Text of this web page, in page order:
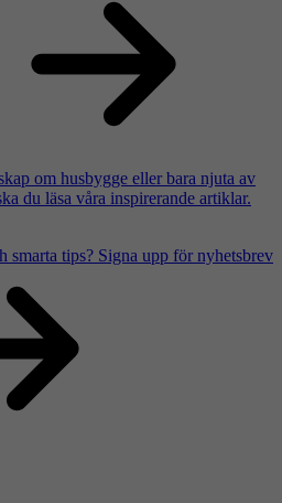
om husbygge eller bara njuta av
du läsa våra inspirerande artiklar.
smarta tips? Signa upp för nyhetsbrev